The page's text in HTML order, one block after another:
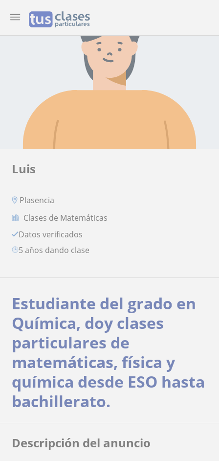
Luis
Plasencia
Clases de Matemáticas
Datos verificados
5 años dando clase
Estudiante del grado en
Química, doy clases
particulares de
matemáticas, física y
química desde ESO hasta
bachillerato.
Descripción del anuncio